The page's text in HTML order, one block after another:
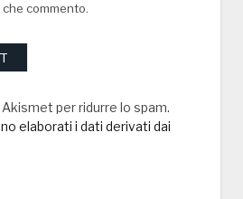
commento.
per ridurre lo spam.
elaborati i dati derivati dai